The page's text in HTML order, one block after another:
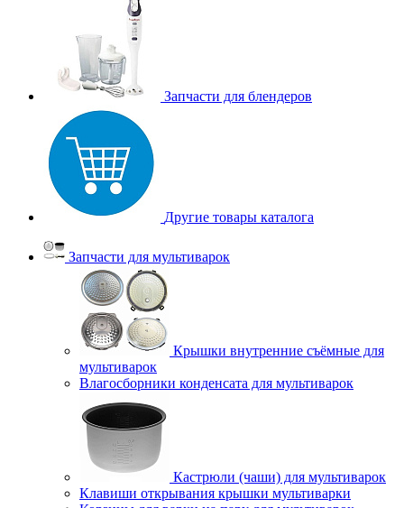
Запчасти для блендеров
Другие товары каталога
Запчасти для мультиварок
Крышки внутренние съёмные для
мультиварок
Влагосборники конденсата для мультиварок
Кастрюли (чаши) для мультиварок
Клавиши открывания крышки мультиварки